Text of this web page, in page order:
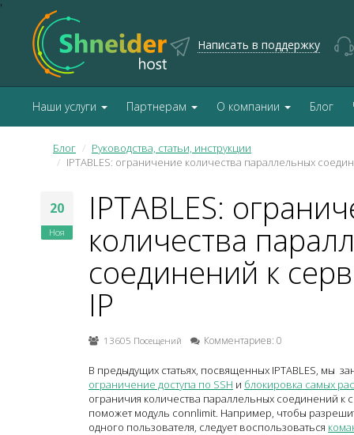
'
Написать в поддержку
Наши услуги Партнерам О компании Блог
Блог
Руководства, статьи, инструкции
IPTABLES: ограничение количества параллельных
20
Ноя
IPTABLES:
количества
соединений к
IP
13605 Посещений Комментариев: 0
В предыдущих статьях, посвященных IPTABLES, мы
ограничение доступа по SSH и блокировка самых
ограничия количества параллельных соединений к
поможет модуль connlimit. Например, чтобы
одного пользователя, следует воспользоваться